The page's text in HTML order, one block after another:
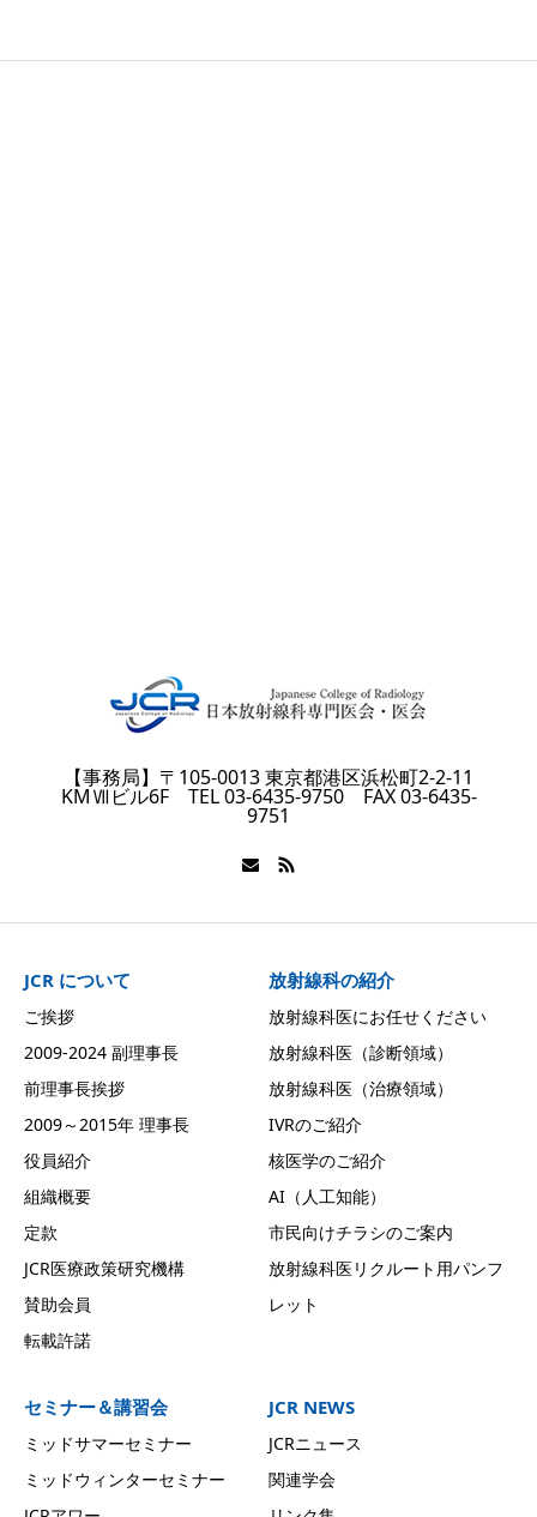
【事務局】〒105-0013 東京都港区浜松町2-2-11
KMⅦビル6F TEL 03-6435-9750 FAX 03-6435-
9751
JCR について
ご挨拶
2009-2024 副理事長
前理事長挨拶
2009～2015年 理事長
役員紹介
組織概要
定款
JCR医療政策研究機構
賛助会員
転載許諾
放射線科の紹介
放射線科医にお任せください
放射線科医（診断領域）
放射線科医（治療領域）
IVRのご紹介
核医学のご紹介
AI（人工知能）
市民向けチラシのご案内
放射線科医リクルート用パンフ
レット
セミナー＆講習会
ミッドサマーセミナー
ミッドウィンターセミナー
JCR NEWS
JCRニュース
関連学会